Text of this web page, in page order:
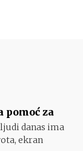
pomoć za
danas ima
ekran